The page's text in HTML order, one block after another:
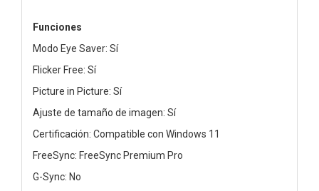
Funciones
Modo Eye Saver: Sí
Flicker Free: Sí
Picture in Picture: Sí
Ajuste de tamaño de imagen: Sí
Certificación: Compatible con Windows 11
FreeSync: FreeSync Premium Pro
G-Sync: No